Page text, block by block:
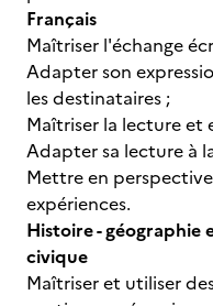
Français
Maîtriser l'échange
Adapter son
les destinataires ;
Maîtriser la lecture et
Adapter sa lecture à
Mettre en
expériences.
Histoire - géographie
civique
Maîtriser et utiliser